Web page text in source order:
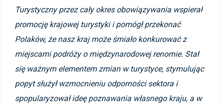
Turystyczny przez cały okres obowiązywania wspierał
promocję krajowej turystyki i pomógł przekonać
Polaków, że nasz kraj może śmiało konkurować z
miejscami podróży o międzynarodowej renomie. Stał
się ważnym elementem zmian w turystyce, stymulując
popyt służył wzmocnieniu odporności sektora i
spopularyzował ideę poznawania własnego kraju, a w